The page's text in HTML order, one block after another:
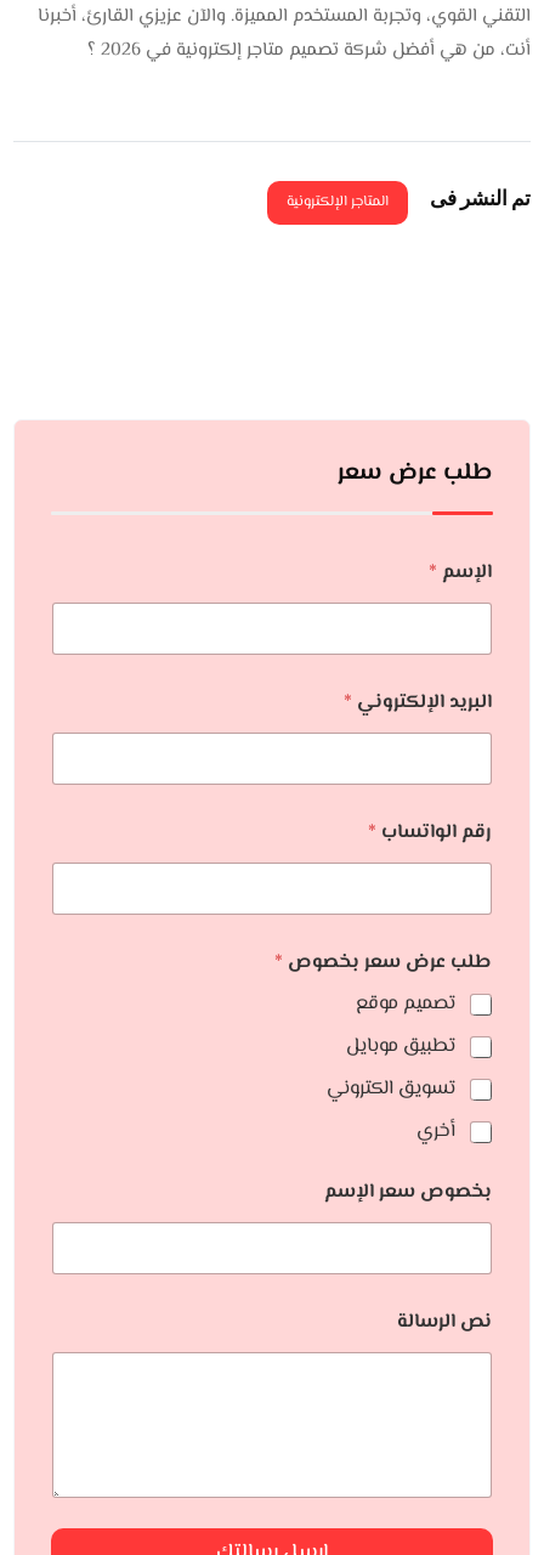
التقني القوي، وتجربة المستخدم المميزة. والآن عزيزي القارئ، أخبرنا
أنت، من هي أفضل شركة تصميم متاجر إلكترونية في 2026 ؟
تم النشر فى المتاجر الإلكترونية
طلب عرض سعر
الإسم *
البريد الإلكتروني *
رقم الواتساب *
طلب عرض سعر بخصوص *
تصميم موقع
تطبيق موبايل
تسويق الكتروني
أخري
بخصوص سعر الإسم
نص الرسالة